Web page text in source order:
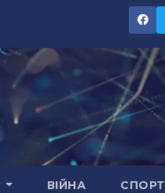
ВІЙНА СПОРТ